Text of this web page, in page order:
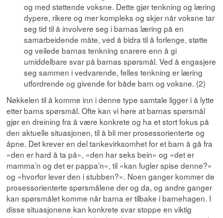
og med støttende voksne. Dette gjør tenkning og læring
dypere, rikere og mer kompleks og skjer når voksne tar
seg tid til å involvere seg i barnas læring på en
samarbeidende måte, ved å bidra til å forlenge, støtte
og veilede barnas tenkning snarere enn å gi
umiddelbare svar på barnas spørsmål. Ved å engasjere
seg sammen i vedvarende, felles tenkning er læring
utfordrende og givende for både barn og voksne. (2)
Nøkkelen til å komme inn i denne type samtale ligger i å lytte
etter barns spørsmål. Ofte kan vi høre at barnas spørsmål
gjør en dreining fra å være konkrete og ha et stort fokus på
den aktuelle situasjonen, til å bli mer prosessorienterte og
åpne. Det krever en del tankevirksomhet for et barn å gå fra
«den er hard å ta på», «den har seks bein» og «det er
mamma’n og det er pappa’n», til «kan fugler spise denne?»
og «hvorfor lever den i stubben?». Noen ganger kommer de
prosessorienterte spørsmålene der og da, og andre ganger
kan spørsmålet komme når barna er tilbake i barnehagen. I
disse situasjonene kan konkrete svar stoppe en viktig